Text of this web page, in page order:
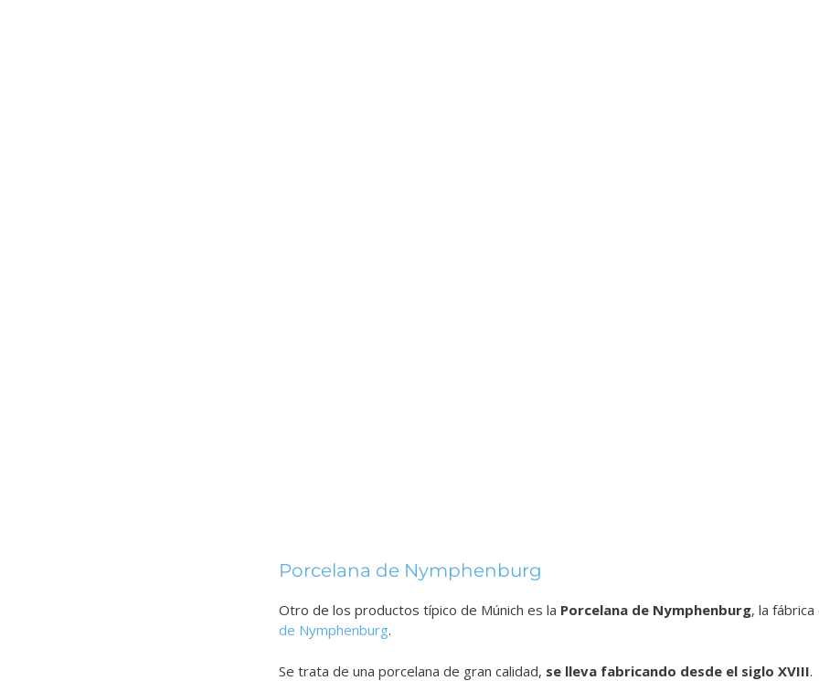
Porcelana de Nymphenburg
Otro de los productos típico de Múnich es la Porcelana de Nymphenburg, la
de Nymphenburg.
Se trata de una porcelana de gran calidad, se lleva fabricando desde el siglo XVIII.